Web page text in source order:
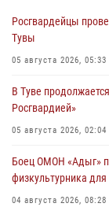
Росгвардейцы
Тувы
05 августа 2026, 05:33
В Туве
Росгвардией»
05 августа 2026, 02:04
Боец ОМОН «Адыг»
физкультурника
04 августа 2026, 08:28